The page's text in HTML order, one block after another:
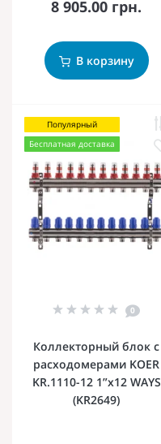
8 905.00 грн.
В корзину
Популярный
Бесплатная доставка
0
Коллекторный блок с
расходомерами KOER
KR.1110-12 1”x12 WAYS
(KR2649)